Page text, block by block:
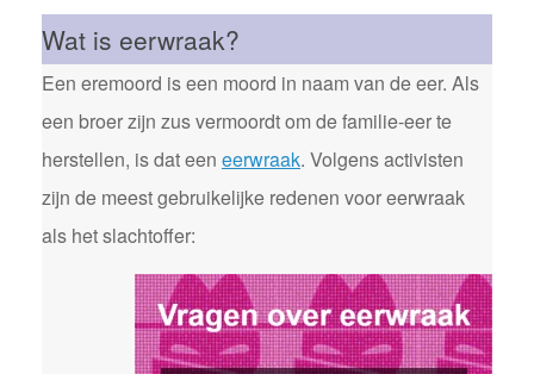
Wat is eerwraak?
Een eremoord is een moord in naam van de eer. Als
een broer zijn zus vermoordt om de familie-eer te
herstellen, is dat een eerwraak. Volgens activisten
zijn de meest gebruikelijke redenen voor eerwraak
als het slachtoffer: